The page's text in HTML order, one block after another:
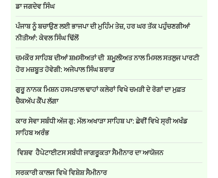
ਡਾ ਜਗਦੇਵ ਸਿੰਘ
ਪੰਜਾਬ ਨੂੰ ਬਚਾਉਣ ਲਈ ਭਾਜਪਾ ਦੀ ਮੁਹਿੰਮ ਤੇਜ਼, ਹਰ ਘਰ ਤੱਕ ਪਹੁੰਚਣਗੀਆਂ
ਨੀਤੀਆਂ: ਕੇਵਲ ਸਿੰਘ ਢਿੱਲੋਂ
ਚਮਕੌਰ ਸਾਹਿਬ ਦੀਆਂ ਸ਼ਖ਼ਸੀਅਤਾਂ ਦੀ ਸ਼ਮੂਲੀਅਤ ਨਾਲ ਮਿਸਲ ਸਤਲੁਜ ਪਾਰਟੀ
ਹੋਰ ਮਜ਼ਬੂਤ ਹੋਵੇਗੀ: ਅਜੇਪਾਲ ਸਿੰਘ ਬਰਾੜ
ਗੁਰੂ ਨਾਨਕ ਮਿਸ਼ਨ ਹਸਪਤਾਲ ਢਾਹਾਂ ਕਲੇਰਾਂ ਵਿਖੇ ਚਮੜੀ ਦੇ ਰੋਗਾਂ ਦਾ ਮੁਫ਼ਤ
ਚੈਕਅੱਪ ਕੈਂਪ ਲੱਗਾ
ਕਾਰ ਸੇਵਾ ਸਬੰਧੀ ਅੱਜ ਗੁ: ਮੱਲ ਅਖਾੜਾ ਸਾਹਿਬ ਪਾ: ਛੇਵੀਂ ਵਿਖੇ ਸ੍ਰੀ ਅਖੰਡ
ਸਾਹਿਬ ਅਰੰਭ
ਵਿਸ਼ਵ ਹੈਪੇਟਾਈਟਸ ਸਬੰਧੀ ਜਾਗਰੂਕਤਾ ਸੈਮੀਨਾਰ ਦਾ ਆਯੋਜਨ
ਸਰਕਾਰੀ ਕਾਲਜ ਵਿਖੇ ਵਿਸ਼ੇਸ਼ ਸੈਮੀਨਾਰ